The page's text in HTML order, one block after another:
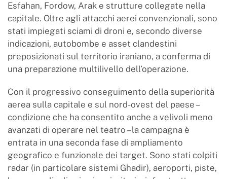
Esfahan, Fordow, Arak e strutture collegate nella
capitale. Oltre agli attacchi aerei convenzionali, sono
stati impiegati sciami di droni e, secondo diverse
indicazioni, autobombe e asset clandestini
preposizionati sul territorio iraniano, a conferma di
una preparazione multilivello dell’operazione.
Con il progressivo conseguimento della superiorità
aerea sulla capitale e sul nord-ovest del paese –
condizione che ha consentito anche a velivoli meno
avanzati di operare nel teatro – la campagna è
entrata in una seconda fase di ampliamento
geografico e funzionale dei target. Sono stati colpiti
radar (in particolare sistemi Ghadir), aeroporti, piste,